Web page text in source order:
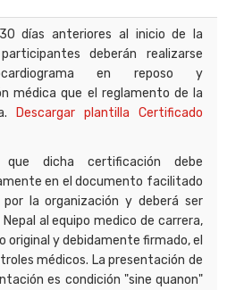
días anteriores al inicio de la
deberán realizarse
en reposo y
médica que el reglamento de la
Descargar plantilla Certificado
que dicha certificación debe
en el documento facilitado
la organización y deberá ser
al equipo medico de carrera,
original y debidamente firmado, el
médicos. La presentación de
es condición "sine quanon"